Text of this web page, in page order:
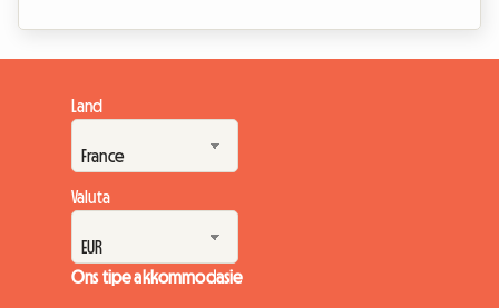
'n enorme opelugmark verander. Maar 'n uitsonderlike
geleentheid beteken ook 'n massiewe toevloei van
besoekers. Om 'n plek te vind om te slaap word baie vinni...
Land
Valuta
Ons tipe akkommodasie